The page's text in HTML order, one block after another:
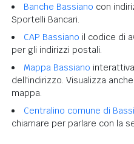
Banche Bassiano con
Sportelli Bancari.
CAP Bassiano il codice di
per gli indirizzi postali.
Mappa Bassiano
dell'indirizzo. Visualizza
mappa.
Centralino comune di
chiamare per parlare con la